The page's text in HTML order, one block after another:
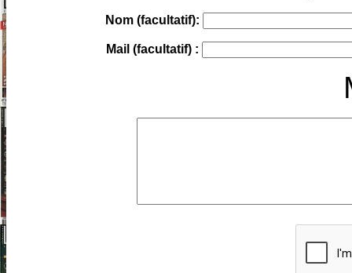
Nom (facultatif):
Mail (facultatif) :